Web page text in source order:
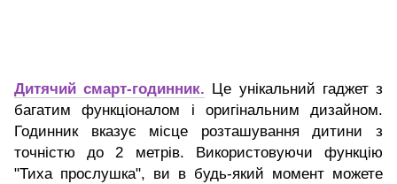
Дитячий смарт-годинник.
Це унікальний гаджет з
багатим функціоналом і оригінальним дизайном.
Годинник вказує місце розташування дитини з
точністю до 2 метрів. Використовуючи функцію
"Тиха прослушка", ви в будь-який момент можете